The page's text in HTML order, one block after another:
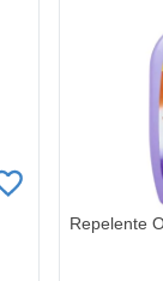
Repelente